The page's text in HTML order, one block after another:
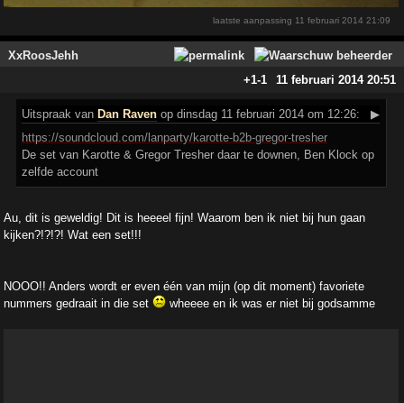
laatste aanpassing 11 februari 2014 21:09
XxRoosJehh
+1-1 11 februari 2014 20:51
Uitspraak van Dan Raven op dinsdag 11 februari 2014 om 12:26:
▶
https://soundcloud.com/lanparty/karotte-b2b-gregor-tresher
De set van Karotte & Gregor Tresher daar te downen, Ben Klock op
zelfde account
Au, dit is geweldig! Dit is heeeel fijn! Waarom ben ik niet bij hun gaan
kijken?!?!?! Wat een set!!!
NOOO!! Anders wordt er even één van mijn (op dit moment) favoriete
nummers gedraait in die set
wheeee en ik was er niet bij godsamme